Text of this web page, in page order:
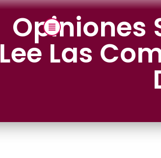
Opiniones
Lee Las